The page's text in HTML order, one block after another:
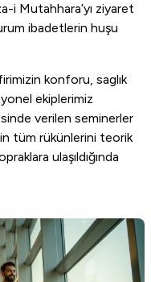
i Mutahhara’yı ziyaret
ibadetlerin huşu
konforu, saglık
ekiplerimiz
verilen seminerler
tüm rükünlerini teorik
ulaşıldığında